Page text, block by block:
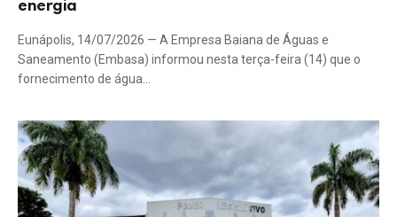
energia
Eunápolis, 14/07/2026 — A Empresa Baiana de Águas e
Saneamento (Embasa) informou nesta terça-feira (14) que o
fornecimento de água…